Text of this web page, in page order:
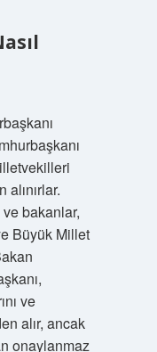
alınırlar.
ve bakanlar,
Büyük Millet
ve
alır, ancak
onaylanmaz